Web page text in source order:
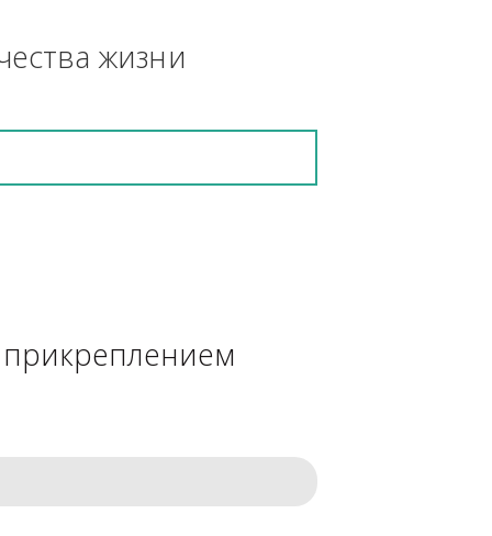
работу выполнит и в
с прикреплением